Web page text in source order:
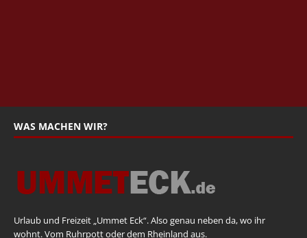
WAS MACHEN WIR?
Urlaub und Freizeit „Ummet Eck“. Also genau neben da, wo ihr
wohnt. Vom Ruhrpott oder dem Rheinland aus.